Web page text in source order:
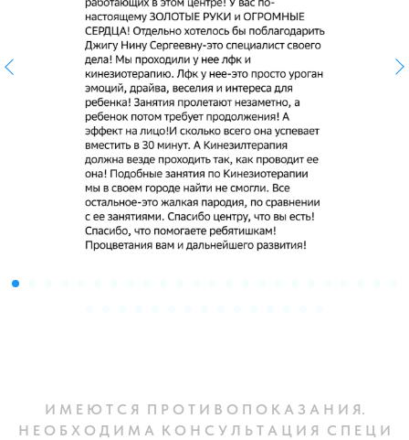
И М Е Ю Т С Я П Р О Т И В О П О К А З А Н И Я.
Н Е О Б Х О Д И М А К О Н С У Л Ь Т А Ц И Я С П Е Ц И